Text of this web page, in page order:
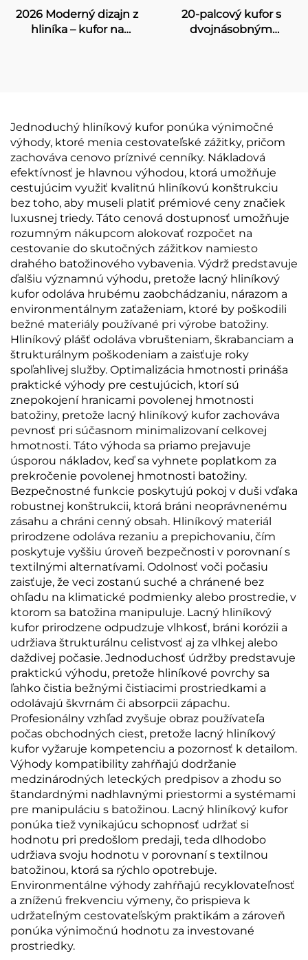
2026 Moderný dizajn z
hliníka – kufor na
20-palcový kufor s
dvojnásobným
otočným kolieskom,
úplne hliníková
batožina
Jednoduchý hliníkový kufor ponúka výnimočné
výhody, ktoré menia cestovateľské zážitky, pričom
zachováva cenovo príznivé cenníky. Nákladová
efektívnosť je hlavnou výhodou, ktorá umožňuje
cestujúcim využiť kvalitnú hliníkovú konštrukciu
bez toho, aby museli platiť prémiové ceny značiek
luxusnej triedy. Táto cenová dostupnosť umožňuje
rozumným nákupcom alokovať rozpočet na
cestovanie do skutočných zážitkov namiesto
drahého batožinového vybavenia. Výdrž predstavuje
ďalšiu významnú výhodu, pretože lacný hliníkový
kufor odoláva hrubému zaobchádzaniu, nárazom a
environmentálnym zaťaženiam, ktoré by poškodili
bežné materiály používané pri výrobe batožiny.
Hliníkový plášť odoláva vbrušteniam, škrabanciam a
štrukturálnym poškodeniam a zaisťuje roky
spoľahlivej služby. Optimalizácia hmotnosti prináša
praktické výhody pre cestujúcich, ktorí sú
znepokojení hranicami povolenej hmotnosti
batožiny, pretože lacný hliníkový kufor zachováva
pevnosť pri súčasnom minimalizovaní celkovej
hmotnosti. Táto výhoda sa priamo prejavuje
úsporou nákladov, keď sa vyhnete poplatkom za
prekročenie povolenej hmotnosti batožiny.
Bezpečnostné funkcie poskytujú pokoj v duši vďaka
robustnej konštrukcii, ktorá bráni neoprávnenému
zásahu a chráni cenný obsah. Hliníkový materiál
prirodzene odoláva rezaniu a prepichovaniu, čím
poskytuje vyššiu úroveň bezpečnosti v porovnaní s
textilnými alternatívami. Odolnosť voči počasiu
zaisťuje, že veci zostanú suché a chránené bez
ohľadu na klimatické podmienky alebo prostredie, v
ktorom sa batožina manipuluje. Lacný hliníkový
kufor prirodzene odpudzuje vlhkosť, bráni korózii a
udržiava štrukturálnu celistvosť aj za vlhkej alebo
daždivej počasie. Jednoduchosť údržby predstavuje
praktickú výhodu, pretože hliníkové povrchy sa
ľahko čistia bežnými čistiacimi prostriedkami a
odolávajú škvrnám či absorpcii zápachu.
Profesionálny vzhľad zvyšuje obraz používateľa
počas obchodných ciest, pretože lacný hliníkový
kufor vyžaruje kompetenciu a pozornosť k detailom.
Výhody kompatibility zahŕňajú dodržanie
medzinárodných leteckých predpisov a zhodu so
štandardnými nadhlavnými priestormi a systémami
pre manipuláciu s batožinou. Lacný hliníkový kufor
ponúka tiež vynikajúcu schopnosť udržať si
hodnotu pri predošlom predaji, teda dlhodobo
udržiava svoju hodnotu v porovnaní s textilnou
batožinou, ktorá sa rýchlo opotrebuje.
Environmentálne výhody zahŕňajú recyklovateľnosť
a zníženú frekvenciu výmeny, čo prispieva k
udržateľným cestovateľským praktikám a zároveň
ponúka výnimočnú hodnotu za investované
prostriedky.